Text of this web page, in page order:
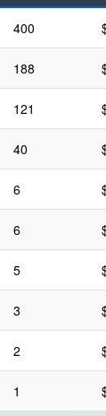
400
188
121
40
6
6
5
3
2
1